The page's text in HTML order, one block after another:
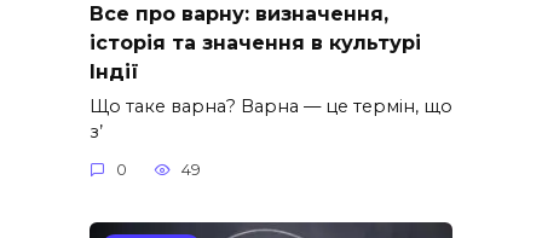
Все про варну: визначення,
історія та значення в культурі
Індії
Що таке варна? Варна — це термін, що
з’
0 49